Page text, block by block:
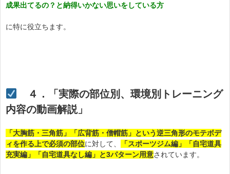
成果出てるの？と納得いかない思いをしている方
に特に役立ちます。
４．「実際の部位別、環境別トレーニング
内容の動画解説」
「大胸筋・三角筋」「広背筋・僧帽筋」という逆三角形のモテボデ
ィを作る上で必須の部位に対して、
「スポーツジム編」「自宅道具
充実編」「自宅道具なし編」と3パターン用意されています。